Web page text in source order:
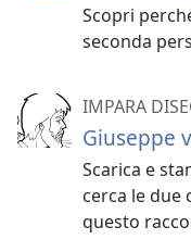
Scopri
seconda
IMPARA
Giuseppe
Scarica e
cerca le due
questo